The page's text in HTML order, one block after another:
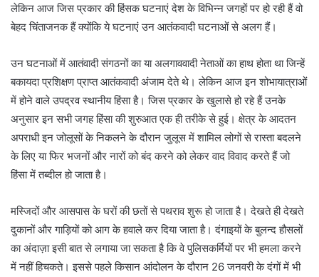
लेकिन आज जिस प्रकार की हिंसक घटनाएं देश के विभिन्न जगहों पर हो रही हैं वो
बेहद चिंताजनक हैं क्योंकि ये घटनाएं उन आतंकवादी घटनाओं से अलग हैं।
उन घटनाओं में आतंवादी संगठनों का या अलगाववादी नेताओं का हाथ होता था जिन्हें
बकायदा प्रशिक्षण प्राप्त आतंकवादी अंजाम देते थे। लेकिन आज इन शोभायात्राओं
में होने वाले उपद्रव स्थानीय हिंसा है। जिस प्रकार के खुलासे हो रहे हैं उनके
अनुसार इन सभी जगह हिंसा की शुरुआत एक ही तरीके से हुई। क्षेत्र के आदतन
अपराधी इन जोलूसों के निकलने के दौरान जुलूस में शामिल लोगों से रास्ता बदलने
के लिए या फिर भजनों और नारों को बंद करने को लेकर वाद विवाद करते हैं जो
हिंसा में तब्दील हो जाता है।
मस्जिदों और आसपास के घरों की छतों से पथराव शुरू हो जाता है। देखते ही देखते
दुकानों और गाड़ियों को आग के हवाले कर दिया जाता है। दंगाइयों के बुलन्द हौसलों
का अंदाज़ा इसी बात से लगाया जा सकता है कि वे पुलिसकर्मियों पर भी हमला करने
में नहीं हिचकते। इससे पहले किसान आंदोलन के दौरान 26 जनवरी के दंगों में भी